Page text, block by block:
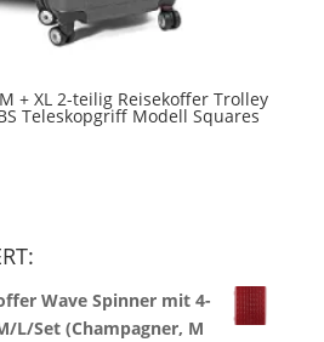
+ XL 2-teilig Reisekoffer Trolley
Teleskopgriff Modell Squares
Wave Spinner mit 4-
L/Set (Champagner, M